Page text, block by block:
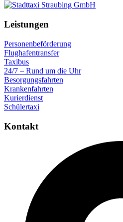
Leistungen
Personenbeförderung
Flughafentransfer
Taxibus
24/7 – Rund um die Uhr
Besorgungsfahrten
Krankenfahrten
Kurierdienst
Schülertaxi
Kontakt